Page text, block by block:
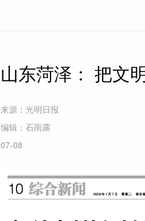
山东菏泽： 把文
来源：光明日报
编辑：石雨露
07-08